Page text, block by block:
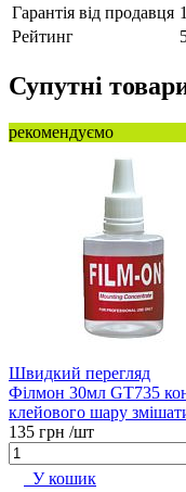
Гарантія від продавця
Рейтинг
Супутні
рекомендуємо
Швидкий перегляд
Філмон 30мл GT735
клейового шару
135 грн /шт
У кошик